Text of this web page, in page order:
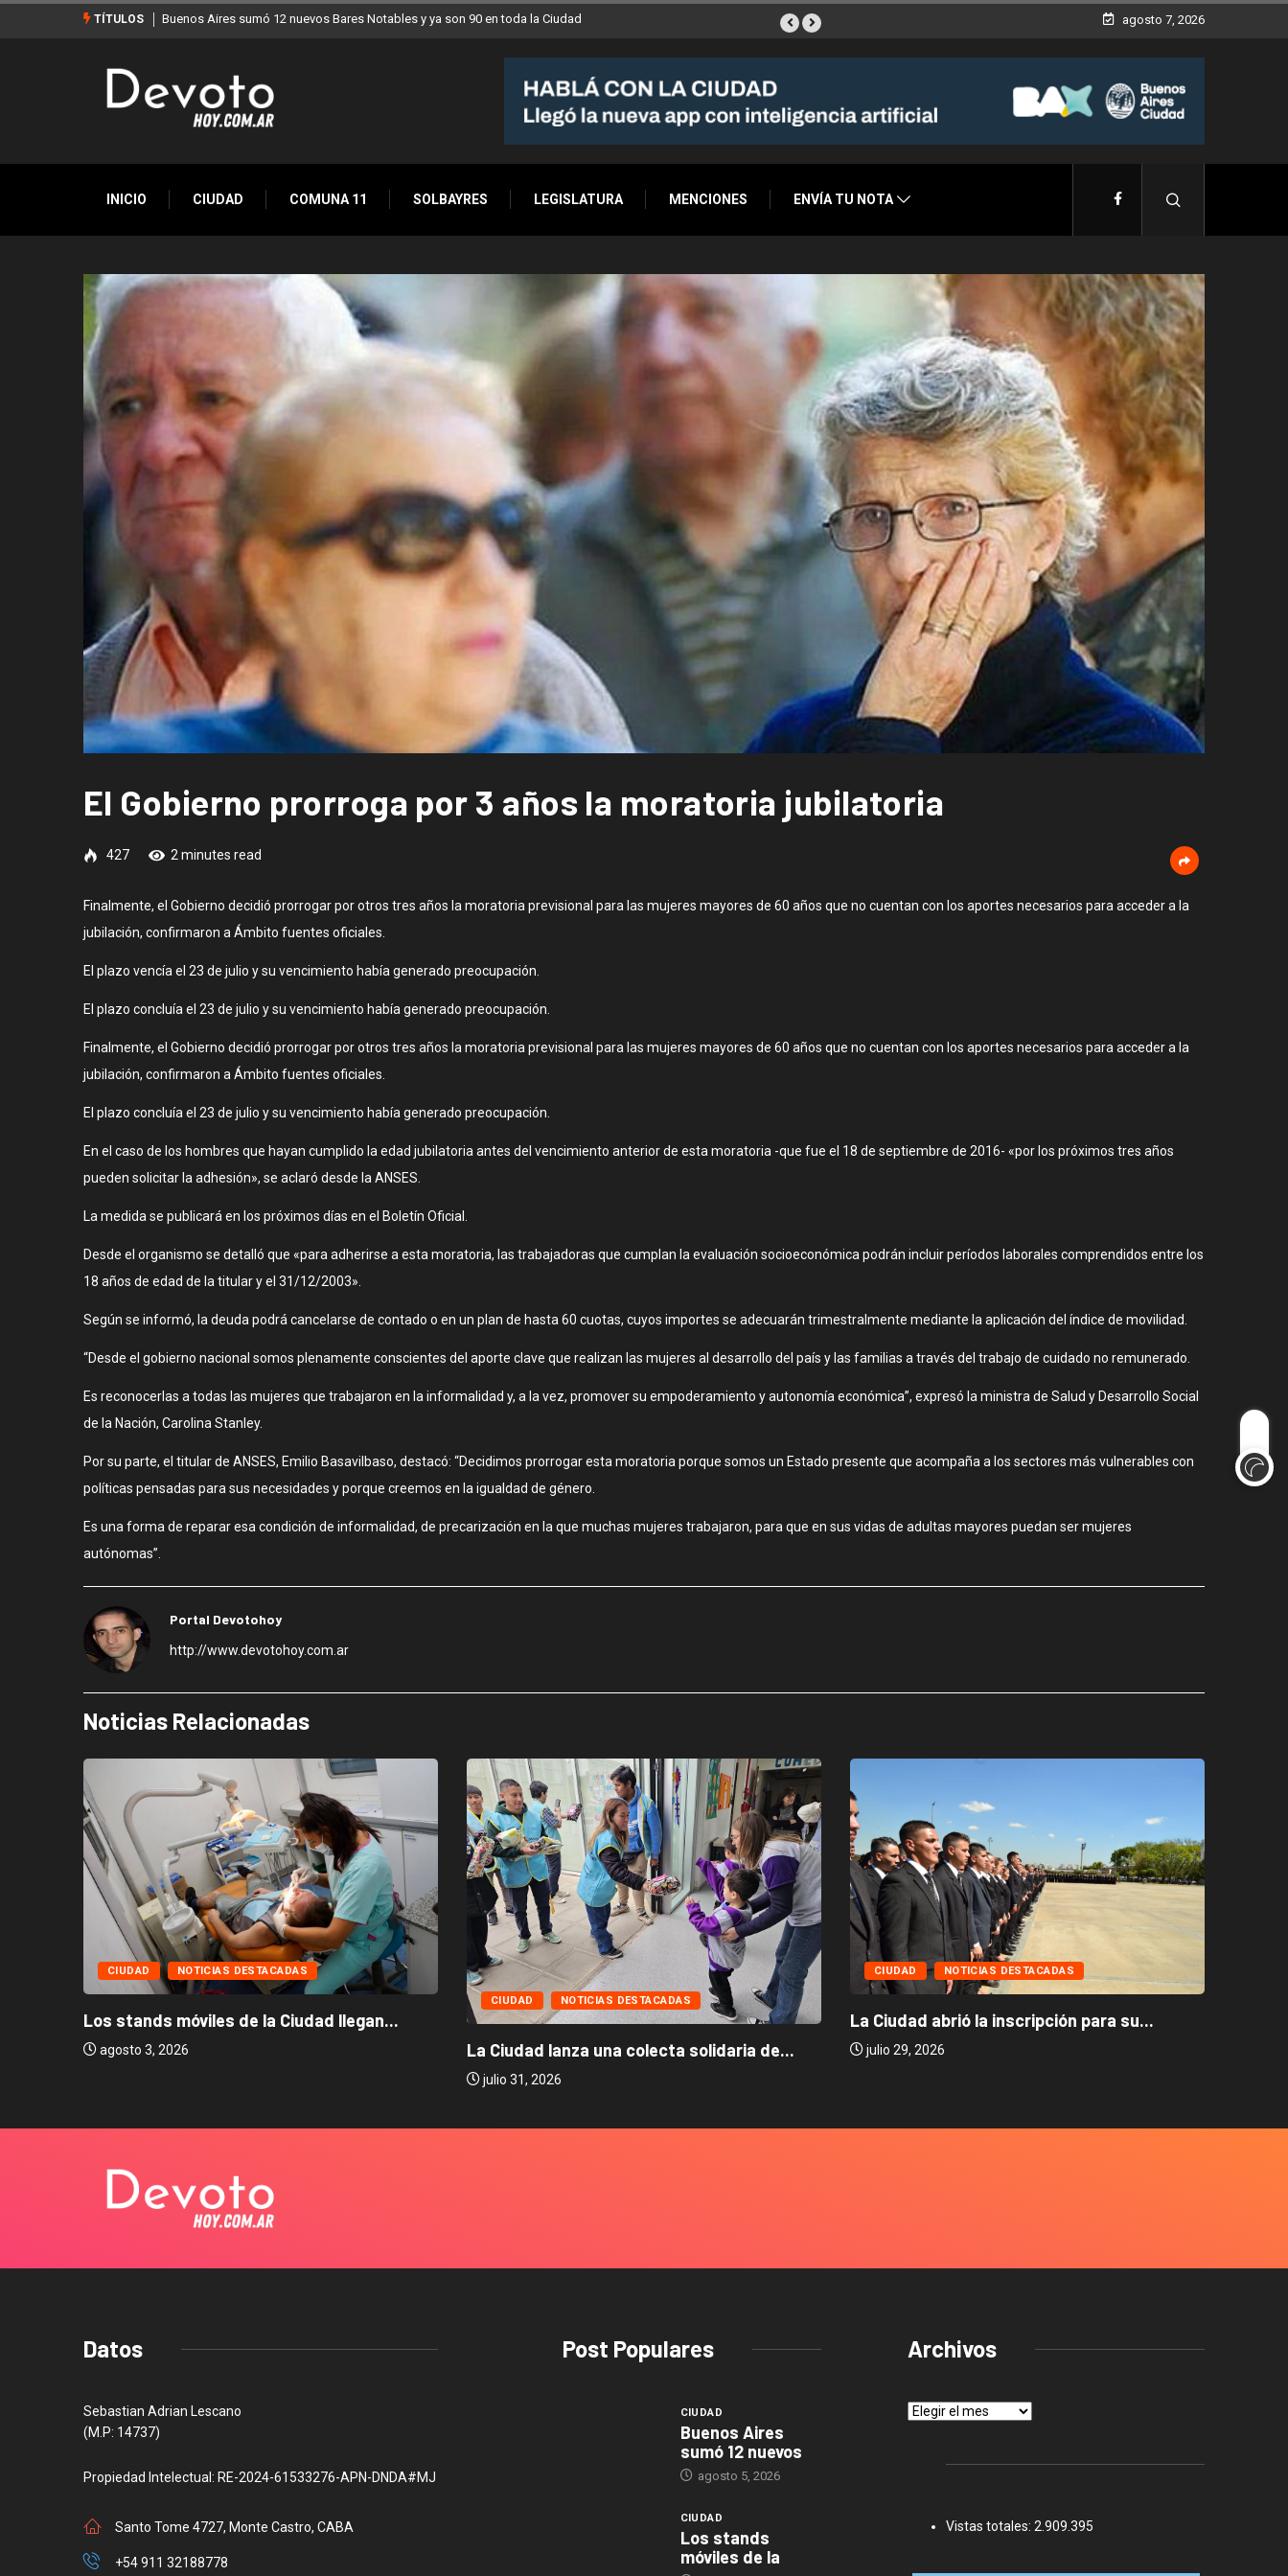
TÍTULOS
ya son 90 en toda la CiudadLos stands móviles de la Ciudad llegan esta semana a Villa Devoto agosto 7, 2026
INICIO CIUDAD COMUNA 11 SOLBAYRES LEGISLATURA MENCIONES ENVÍA TU NOTA
El Gobierno prorroga por 3 años la moratoria jubilatoria
427 2 minutes read
Finalmente, el Gobierno decidió prorrogar por otros tres años la moratoria previsional para las mujeres mayores de 60 años que no cuentan con los aportes necesarios para acceder a la
jubilación, confirmaron a Ámbito fuentes oficiales.
El plazo vencía el 23 de julio y su vencimiento había generado preocupación.
El plazo concluía el 23 de julio y su vencimiento había generado preocupación.
Finalmente, el Gobierno decidió prorrogar por otros tres años la moratoria previsional para las mujeres mayores de 60 años que no cuentan con los aportes necesarios para acceder a la
jubilación, confirmaron a Ámbito fuentes oficiales.
El plazo concluía el 23 de julio y su vencimiento había generado preocupación.
En el caso de los hombres que hayan cumplido la edad jubilatoria antes del vencimiento anterior de esta moratoria -que fue el 18 de septiembre de 2016- «por los próximos tres años
pueden solicitar la adhesión», se aclaró desde la ANSES.
La medida se publicará en los próximos días en el Boletín Oficial.
Desde el organismo se detalló que «para adherirse a esta moratoria, las trabajadoras que cumplan la evaluación socioeconómica podrán incluir períodos laborales comprendidos entre los
18 años de edad de la titular y el 31/12/2003».
Según se informó, la deuda podrá cancelarse de contado o en un plan de hasta 60 cuotas, cuyos importes se adecuarán trimestralmente mediante la aplicación del índice de movilidad.
“Desde el gobierno nacional somos plenamente conscientes del aporte clave que realizan las mujeres al desarrollo del país y las familias a través del trabajo de cuidado no remunerado.
Es reconocerlas a todas las mujeres que trabajaron en la informalidad y, a la vez, promover su empoderamiento y autonomía económica”, expresó la ministra de Salud y Desarrollo Social
de la Nación, Carolina Stanley.
Por su parte, el titular de ANSES, Emilio Basavilbaso, destacó: “Decidimos prorrogar esta moratoria porque somos un Estado presente que acompaña a los sectores más vulnerables con
políticas pensadas para sus necesidades y porque creemos en la igualdad de género.
Es una forma de reparar esa condición de informalidad, de precarización en la que muchas mujeres trabajaron, para que en sus vidas de adultas mayores puedan ser mujeres
autónomas”.
Portal Devotohoy
http://www.devotohoy.com.ar
Noticias Relacionadas
CIUDAD NOTICIAS DESTACADAS
Los stands móviles de la Ciudad llegan...
agosto 3, 2026
CIUDAD NOTICIAS DESTACADAS
La Ciudad lanza una colecta solidaria de...
julio 31, 2026
CIUDAD NOTICIAS DESTACADAS
La Ciudad abrió la inscripción para su...
julio 29, 2026
Datos
Sebastian Adrian Lescano
(M.P: 14737)
Propiedad Intelectual: RE-2024-61533276-APN-DNDA#MJ
Santo Tome 4727, Monte Castro, CABA
+54 911 32188778
Post Populares
CIUDAD
Buenos Aires
sumó 12 nuevos
agosto 5, 2026
CIUDAD
Los stands
móviles de la
Archivos
Archivos
Vistas totales: 2.909.395